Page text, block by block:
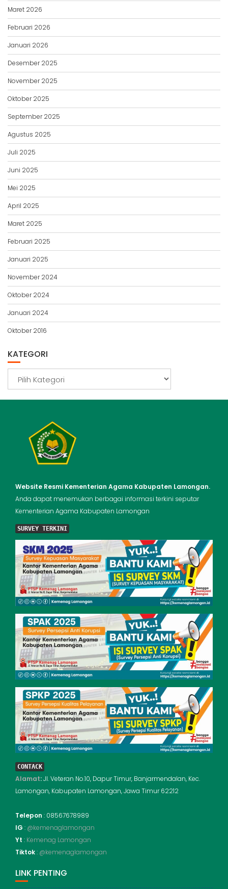
Maret 2026
Februari 2026
Januari 2026
Desember 2025
November 2025
Oktober 2025
September 2025
Agustus 2025
Juli 2025
Juni 2025
Mei 2025
April 2025
Maret 2025
Februari 2025
Januari 2025
November 2024
Oktober 2024
Januari 2024
Oktober 2016
KATEGORI
Website Resmi Kementerian Agama Kabupaten Lamongan.
Anda dapat menemukan berbagai informasi terkini seputar
Kementerian Agama Kabupaten Lamongan
SURVEY TERKINI
CONTACK
Alamat:Jl. Veteran No.10, Dapur Timur, Banjarmendalan, Kec.
Lamongan, Kabupaten Lamongan, Jawa Timur 62212
Telepon : 08567678989
IG : @kemenaglamongan
Yt : Kemenag Lamongan
Tiktok: @kemenaglamongan
LINK PENTING